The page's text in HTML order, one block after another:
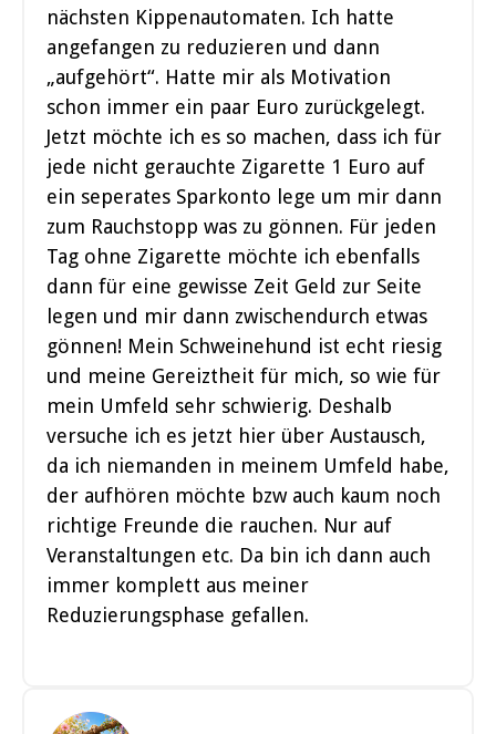
nächsten Kippenautomaten. Ich hatte
angefangen zu reduzieren und dann
„aufgehört“. Hatte mir als Motivation
schon immer ein paar Euro zurückgelegt.
Jetzt möchte ich es so machen, dass ich für
jede nicht gerauchte Zigarette 1 Euro auf
ein seperates Sparkonto lege um mir dann
zum Rauchstopp was zu gönnen. Für jeden
Tag ohne Zigarette möchte ich ebenfalls
dann für eine gewisse Zeit Geld zur Seite
legen und mir dann zwischendurch etwas
gönnen! Mein Schweinehund ist echt riesig
und meine Gereiztheit für mich, so wie für
mein Umfeld sehr schwierig. Deshalb
versuche ich es jetzt hier über Austausch,
da ich niemanden in meinem Umfeld habe,
der aufhören möchte bzw auch kaum noch
richtige Freunde die rauchen. Nur auf
Veranstaltungen etc. Da bin ich dann auch
immer komplett aus meiner
Reduzierungsphase gefallen.